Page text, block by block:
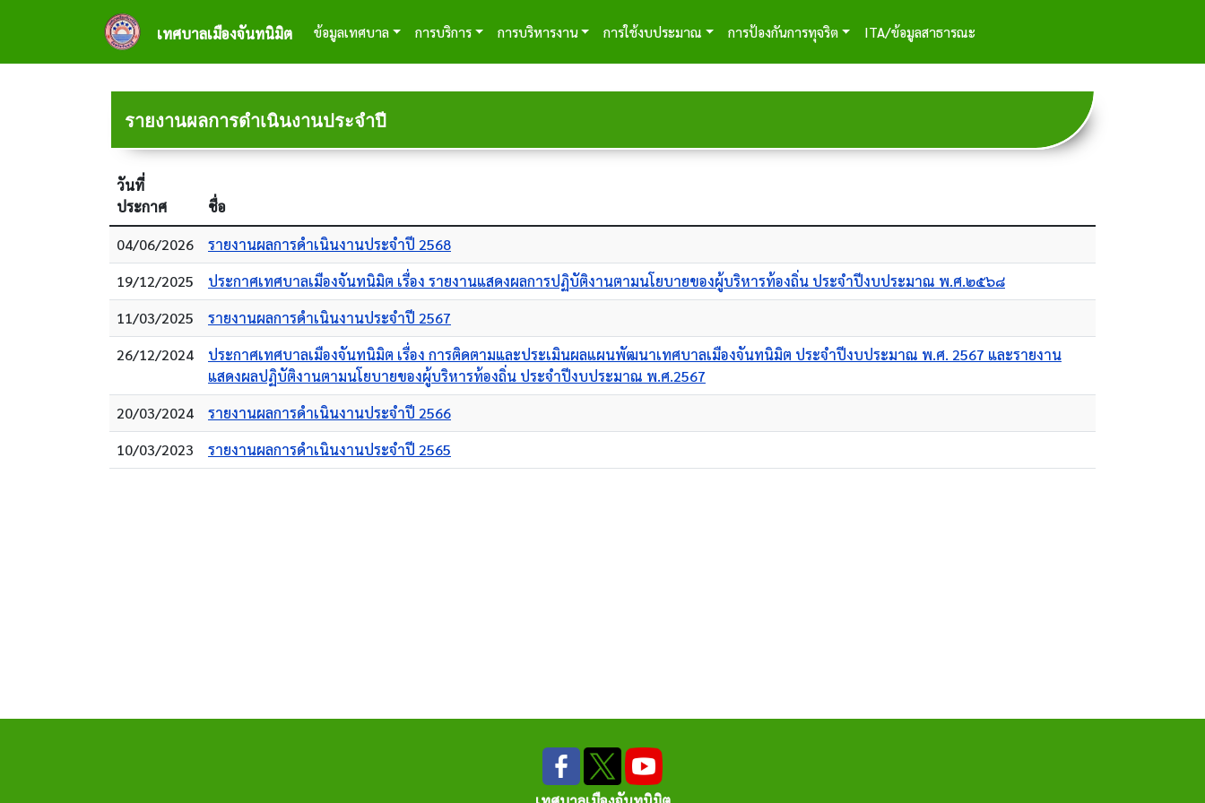
ข้ามไปยังเนื้อหาหลัก
เทศบาลเมืองจันทนิมิต
Main navigation
ข้อมูลเทศบาล การบริการ การบริหารงาน การใช้งบประมาณ การป้องกันการทุจริต ITA/ข้อมูลสาธารณะ
รายงานผลการดำเนินงานประจำปี
วันที่
ประกาศ
ชื่อ
04/06/2026
รายงานผลการดำเนินงานประจำปี 2568
19/12/2025
ประกาศเทศบาลเมืองจันทนิมิต เรื่อง รายงานแสดงผลการปฏิบัติงานตามนโยบายของผู้บริหารท้องถิ่น ประจำปีงบประมาณ พ.ศ.๒๕๖๘
11/03/2025
รายงานผลการดำเนินงานประจำปี 2567
26/12/2024
ประกาศเทศบาลเมืองจันทนิมิต เรื่อง การติดตามและประเมินผลแผนพัฒนาเทศบาลเมืองจันทนิมิต ประจำปีงบประมาณ พ.ศ. 2567 และรายงาน
แสดงผลปฏิบัติงานตามนโยบายของผู้บริหารท้องถิ่น ประจำปีงบประมาณ พ.ศ.2567
20/03/2024
รายงานผลการดำเนินงานประจำปี 2566
10/03/2023
รายงานผลการดำเนินงานประจำปี 2565